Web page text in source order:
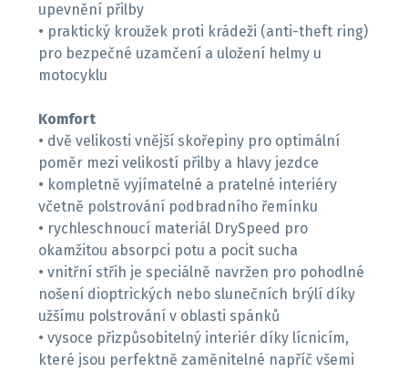
upevnění přilby
• praktický kroužek proti krádeži (anti-theft ring)
pro bezpečné uzamčení a uložení helmy u
motocyklu
Komfort
• dvě velikosti vnější skořepiny pro optimální
poměr mezi velikostí přilby a hlavy jezdce
• kompletně vyjímatelné a pratelné interiéry
včetně polstrování podbradního řemínku
• rychleschnoucí materiál DrySpeed pro
okamžitou absorpci potu a pocit sucha
• vnitřní střih je speciálně navržen pro pohodlné
nošení dioptrických nebo slunečních brýlí díky
užšímu polstrování v oblasti spánků
• vysoce přizpůsobitelný interiér díky lícnicím,
které jsou perfektně zaměnitelné napříč všemi